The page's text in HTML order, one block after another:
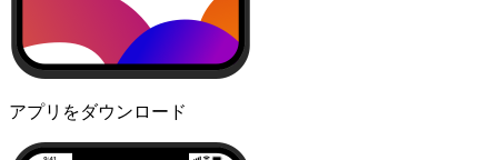
アプリをダウンロード